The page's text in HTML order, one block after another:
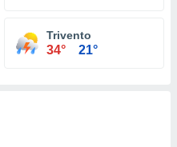
Trivento
34° 21°